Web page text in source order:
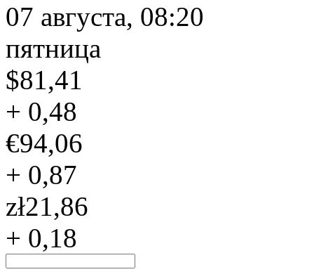
07 августа, 08:20
пятница
$81,41
+ 0,48
€94,06
+ 0,87
zł21,86
+ 0,18